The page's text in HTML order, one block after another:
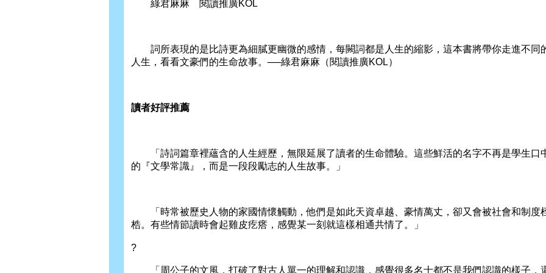
綠君麻麻 閱讀推廣KOL
詞所表現的是比詩更為細膩更幽微的感情，每闕詞都是人生的縮影，這本書將帶你走進不同
人生，看看文豪們的生命故事。──綠君麻麻（閱讀推廣KOL）
讀者好評推薦
「詩詞篇章裡蘊含的人生經歷，無限延展了讀者的生命體驗。這些鮮活的名字不再是學生口
的『文學常識』，而是一段段勵志的人生故事。」
「時常被歷史人物的家國情懷觸動，他們是如此天資卓越、豪情萬丈，卻又會被社會和制度
梏。有些情節讀時會起雞皮疙瘩，感覺某一刻就這樣相通共情了。」
?
「周公子的文風，打破了對古人單一的理解和認識，感覺很多名士都不是我們認識的樣子，